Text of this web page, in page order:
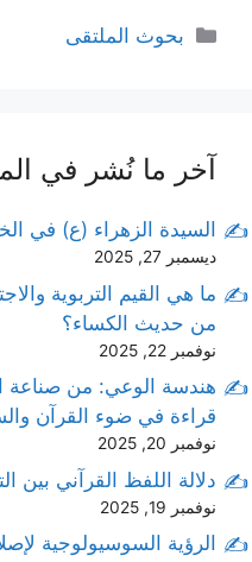
التصنيفات
بحوث الملتقى
آخر ما نُشر في
السيدة الزهراء (ع) في
ديسمبر 27, 2025
ما هي القيم التربوية
من حديث الكساء؟
نوفمبر 22, 2025
هندسة الوعي: من صناعة
قراءة في ضوء القرآن
نوفمبر 20, 2025
دلالة اللفظ القرآني بين
نوفمبر 19, 2025
الرؤية السوسيولوجية